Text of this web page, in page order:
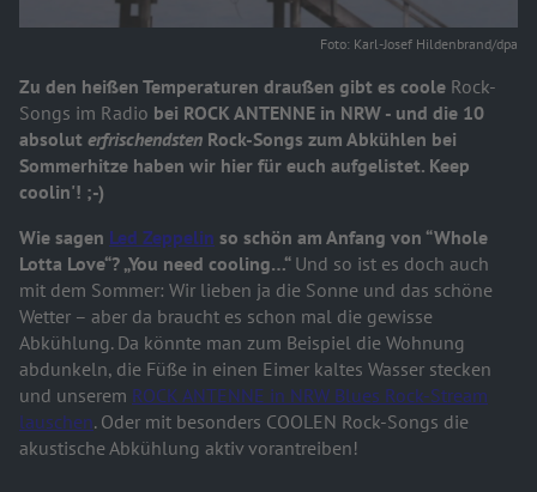
Foto: Karl-Josef Hildenbrand/dpa
Zu den heißen Temperaturen draußen gibt es coole Rock-
Songs im Radio bei ROCK ANTENNE in NRW - und die 10
absolut erfrischendsten Rock-Songs zum Abkühlen bei
Sommerhitze haben wir hier für euch aufgelistet. Keep
coolin'! ;-)
Wie sagen Led Zeppelin so schön am Anfang von “Whole
Lotta Love“? „You need cooling…“ Und so ist es doch auch
mit dem Sommer: Wir lieben ja die Sonne und das schöne
Wetter – aber da braucht es schon mal die gewisse
Abkühlung. Da könnte man zum Beispiel die Wohnung
abdunkeln, die Füße in einen Eimer kaltes Wasser stecken
und unserem ROCK ANTENNE in NRW Blues Rock-Stream
lauschen. Oder mit besonders COOLEN Rock-Songs die
akustische Abkühlung aktiv vorantreiben!